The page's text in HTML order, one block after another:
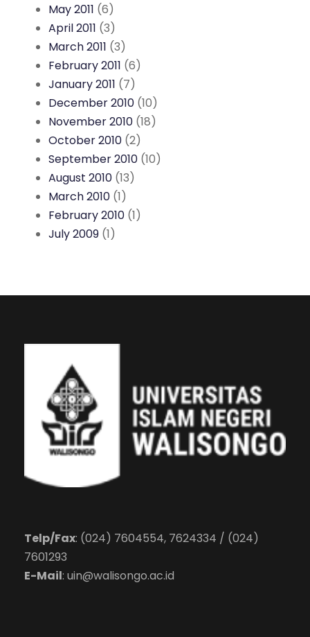
May 2011 (6)
April 2011 (3)
March 2011 (3)
February 2011 (6)
January 2011 (7)
December 2010 (10)
November 2010 (18)
October 2010 (2)
September 2010 (10)
August 2010 (13)
March 2010 (1)
February 2010 (1)
July 2009 (1)
Telp/Fax: (024) 7604554, 7624334 / (024)
7601293
E-Mail: uin@walisongo.ac.id